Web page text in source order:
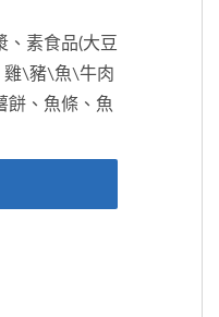
、素食品(大豆
雞\豬\魚\牛肉
餅、魚條、魚